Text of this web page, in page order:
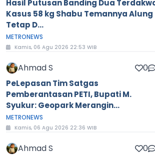
Hasil Putusan Banding Dua
Kasus 58 kg Shabu Temannya Alung
Tetap D...
METRONEWS
Kamis, 06 Agu 2026 22:53 WIB
Ahmad S 0
PeLepasan Tim Satgas
Pemberantasan PETI, Bupati M.
Syukur: Geopark Merangin...
METRONEWS
Kamis, 06 Agu 2026 22:36 WIB
Ahmad S 0